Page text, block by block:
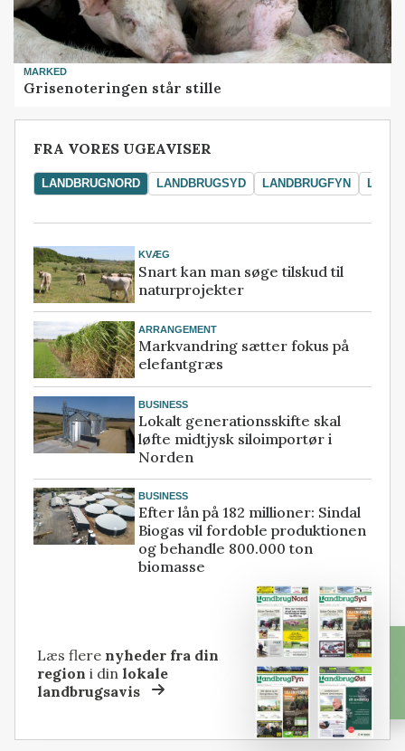
MARKED
Grisenoteringen står stille
FRA VORES UGEAVISER
LANDBRUGNORD LANDBRUGSYD LANDBRUGFYN
KVÆG
Snart kan man søge tilskud til
naturprojekter
ARRANGEMENT
Markvandring sætter fokus på
elefantgræs
BUSINESS
Lokalt generationsskifte skal
løfte midtjysk siloimportør i
Norden
BUSINESS
Efter lån på 182 millioner: Sindal
Biogas vil fordoble produktionen
og behandle 800.000 ton
biomasse
Læs flere nyheder fra din
region i dinlokale
landbrugsavis